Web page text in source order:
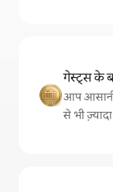
गेस्ट्स के
आप
से भी